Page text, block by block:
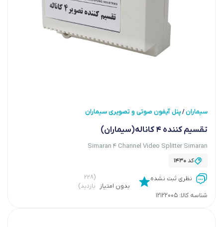
سیماران/پنل آیفون صوتی و تصویری سیماران
تقسیم کننده 4 کاناله(سیماران)
Simaran 4 Channel Video Splitter Simaran
کد1430
نظری ثبت نشده
بدون امتیاز
(۲۲۸
بازدید)
شناسه کالا: 12122005